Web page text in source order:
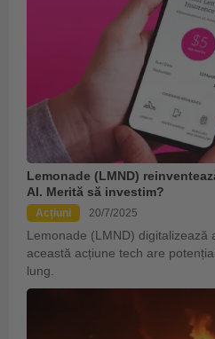
Lemonade (LMND)
AI. Merită să investim?
Acțiuni 20/7/2025
Lemonade (LMND) digitalizează
această acțiune tech are
lung.